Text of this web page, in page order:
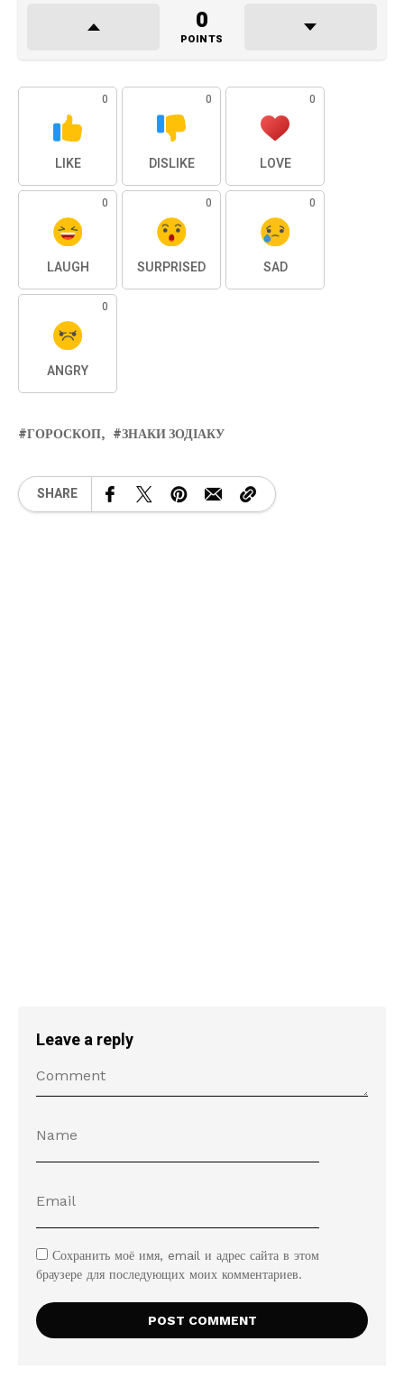
0
POINTS
0
LIKE
0
DISLIKE
0
LOVE
0
LAUGH
0
SURPRISED
0
SAD
0
ANGRY
ГОРОСКОП ЗНАКИ ЗОДІАКУ
SHARE
Leave a reply
Сохранить моё имя, email и адрес сайта в этом
браузере для последующих моих комментариев.